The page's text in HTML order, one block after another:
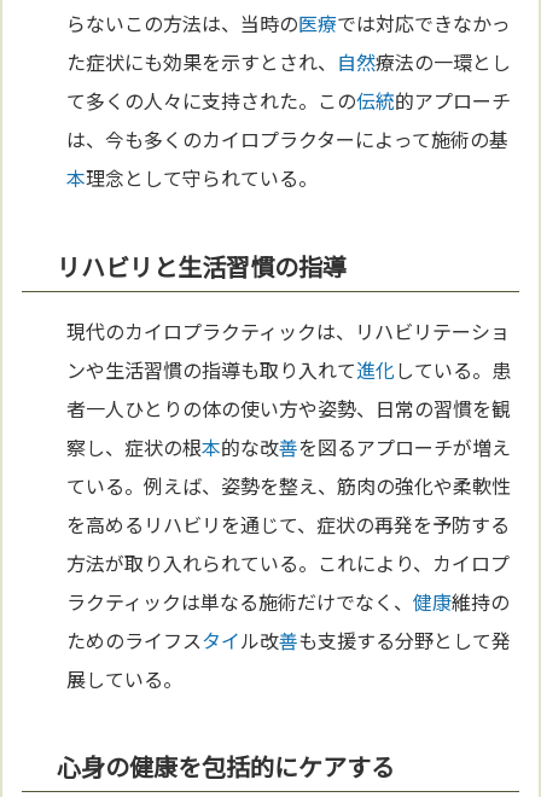
らないこの方法は、当時の医療では対応できなかっ
た症状にも効果を示すとされ、 自然療法の一環とし
て多くの人々に支持された。この伝統的アプローチ
は、今も多くのカイロプラクターによって施術の基
本理念として守られている。
リハビリと生活習慣の指導
現代のカイロプラクティックは、リハビリテーショ
ンや生活習慣の指導も取り入れて進化している。患
者一人ひとりの体の使い方や姿勢、日常の習慣を観
察し、症状の根本的な改善を図るアプローチが増え
ている。例えば、姿勢を整え、筋肉の強化や柔軟性
を高めるリハビリを通じて、症状の再発を予防する
方法が取り入れられている。これにより、カイロプ
ラクティックは単なる施術だけでなく、健康維持の
ためのライフスタイル改善も支援する分野として発
展している。
心身の健康を包括的にケアする